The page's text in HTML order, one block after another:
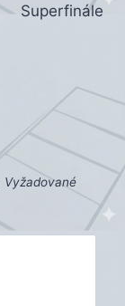
Superfinále
Vyžadované